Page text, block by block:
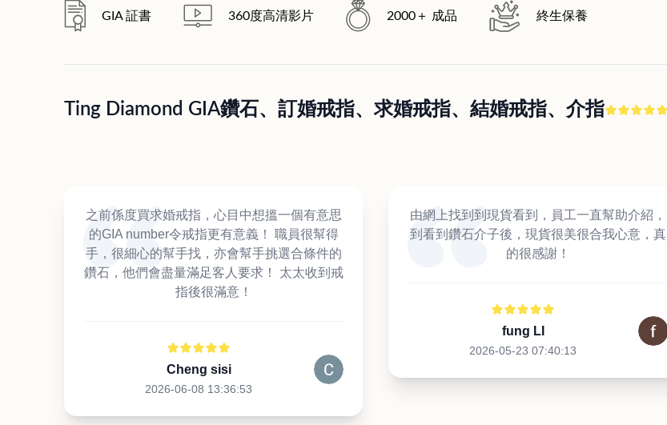
GIA 証書 360度高清影片 2000＋ 成品 終生保養
Ting Diamond GIA鑽石、訂婚戒指、求婚戒指、結婚戒指、介指
之前係度買求婚戒指，心目中想搵一個有意思
的GIA number令戒指更有意義！ 職員很幫得
手，很細心的幫手找，亦會幫手挑選合條件的
鑽石，他們會盡量滿足客人要求！ 太太收到戒
指後很滿意！
Cheng sisi
2026-06-08 13:36:53
由網上找到到現貨看到，員工一直幫助介紹，
到看到鑽石介子後，現貨很美很合我心意，真
的很感謝！
fung LI
2026-05-23 07:40:13